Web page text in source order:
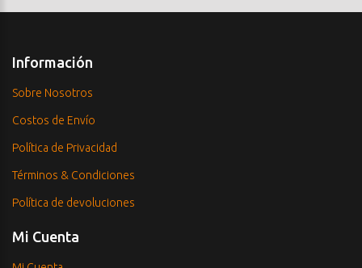
Información
Sobre Nosotros
Costos de Envío
Política de Privacidad
Términos & Condiciones
Política de devoluciones
Mi Cuenta